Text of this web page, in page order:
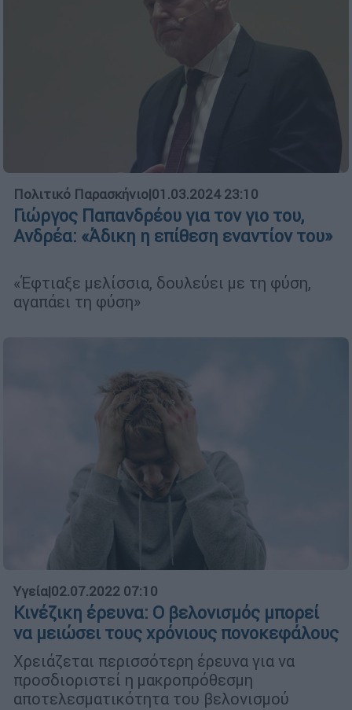
Πολιτικό Παρασκήνιο|01.03.2024 23:10
Γιώργος Παπανδρέου για τον γιο του,
Ανδρέα: «Άδικη η επίθεση εναντίον του»
«Έφτιαξε μελίσσια, δουλεύει με τη φύση,
αγαπάει τη φύση»
Υγεία|02.07.2022 07:10
Κινέζικη έρευνα: Ο βελονισμός μπορεί
να μειώσει τους χρόνιους πονοκεφάλους
Χρειάζεται περισσότερη έρευνα για να
προσδιοριστεί η μακροπρόθεσμη
αποτελεσματικότητα του βελονισμού